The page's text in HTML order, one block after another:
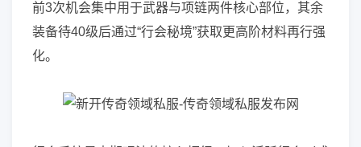
前3次机会集中用于武器与项链两件核心部位，其余
装备待40级后通过“行会秘境”获取更高阶材料再行强
化。